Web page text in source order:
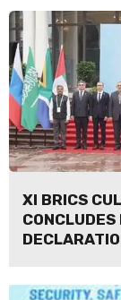
XI BRICS